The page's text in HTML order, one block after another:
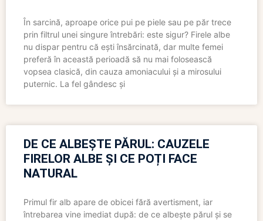
În sarcină, aproape orice pui pe piele sau pe păr trece
prin filtrul unei singure întrebări: este sigur? Firele albe
nu dispar pentru că ești însărcinată, dar multe femei
preferă în această perioadă să nu mai folosească
vopsea clasică, din cauza amoniacului și a mirosului
puternic. La fel gândesc și
DE CE ALBEȘTE PĂRUL: CAUZELE
FIRELOR ALBE ȘI CE POȚI FACE
NATURAL
Primul fir alb apare de obicei fără avertisment, iar
întrebarea vine imediat după: de ce albește părul și se